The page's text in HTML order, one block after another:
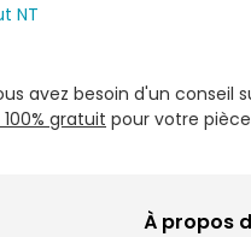
NT
avez besoin d'un conseil
gratuit pour votre pièce
À propos